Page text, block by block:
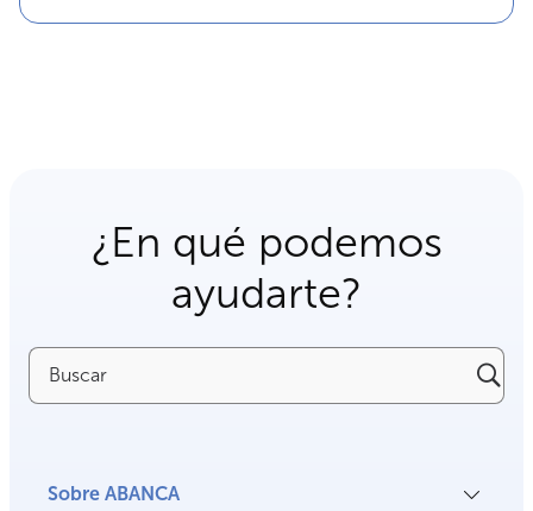
¿En qué podemos
ayudarte?
Buscar
Sobre ABANCA